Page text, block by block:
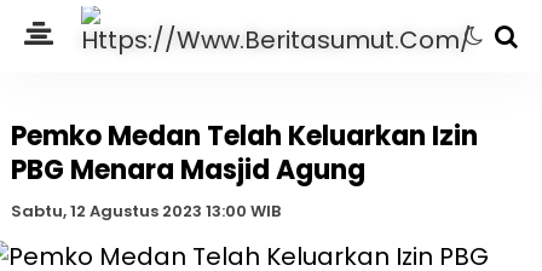
Pemko Medan Telah Keluarkan Izin
PBG Menara Masjid Agung
Sabtu, 12 Agustus 2023 13:00 WIB